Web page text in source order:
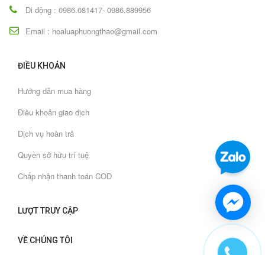
Di động : 0986.081417- 0986.889956
Email : hoaluaphuongthao@gmail.com
ĐIỀU KHOẢN
Hướng dẫn mua hàng
Điều khoản giao dịch
Dịch vụ hoàn trả
Quyền sở hữu trí tuệ
Chấp nhận thanh toán COD
LƯỢT TRUY CẬP
VỀ CHÚNG TÔI